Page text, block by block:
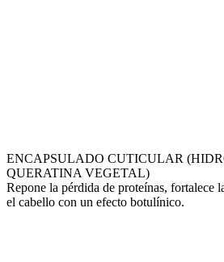
ENCAPSULADO CUTICULAR
QUERATINA VEGETAL)
Repone la pérdida de proteínas, fortalece
el cabello con un efecto botulínico.